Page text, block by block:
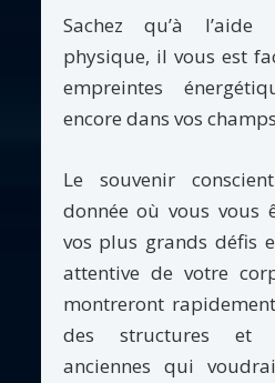
Sachez qu’à
physique, il vous est
empreintes
encore dans vos
Le souvenir
donnée où vous vous
vos plus grands défis
attentive de votre
montreront
des structures et
anciennes qui